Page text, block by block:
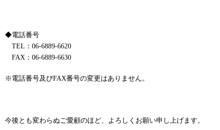
◆電話番号
TEL：06-6889-6620
FAX：06-6889-6630
※電話番号及びFAX番号の変更はありません。
今後とも変わらぬご愛顧のほど、よろしくお願い申し上げます。